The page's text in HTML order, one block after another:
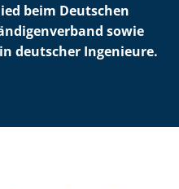
beim Deutschen
sowie
deutscher Ingenieure.